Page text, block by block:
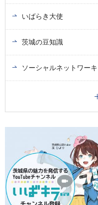
いばらき大使
茨城の豆知識
ソーシャルネットワー